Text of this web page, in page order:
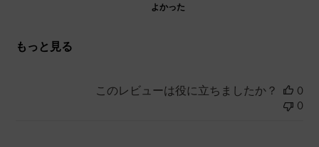
よかった
もっと見る
このレビューは役に立ちましたか？
0
0